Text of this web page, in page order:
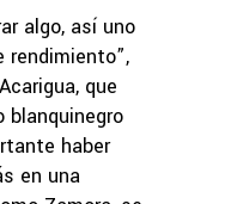
algo, así uno
que
blanquinegro
haber
en una